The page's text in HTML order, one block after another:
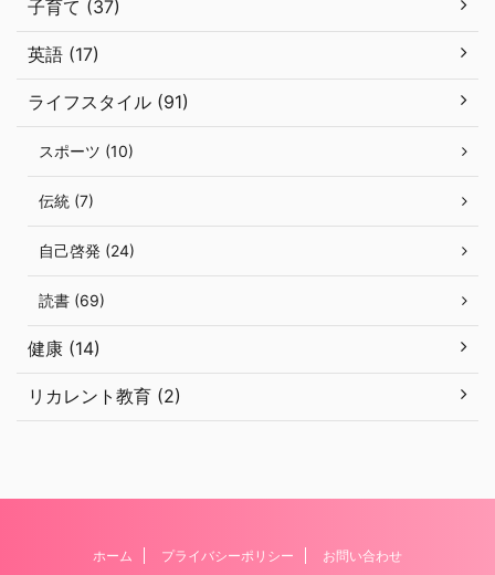
子育て (37)
英語 (17)
ライフスタイル (91)
スポーツ (10)
伝統 (7)
自己啓発 (24)
読書 (69)
健康 (14)
リカレント教育 (2)
ホーム プライバシーポリシー お問い合わせ